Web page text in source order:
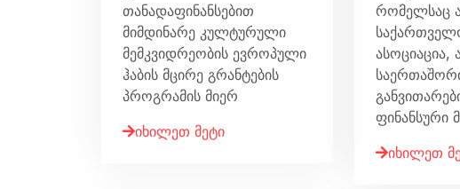
თანადაფინანსებით
მიმდინარე კულტურული
მემკვიდრეობის ევროპული
ჰაბის მცირე გრანტების
პროგრამის მიერ
იხილეთ მეტი
რომელსაც
ასოციაცია,
ფინანსური
იხილეთ